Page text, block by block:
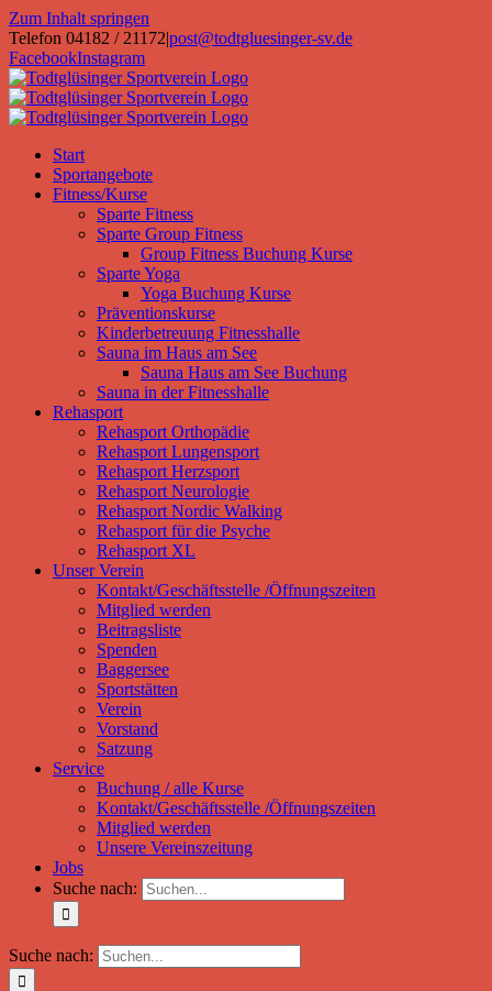
Zum Inhalt springen
Telefon 04182 / 21172|post@todtgluesinger-sv.de
FacebookInstagram
Start
Sportangebote
Fitness/Kurse
Sparte Fitness
Sparte Group Fitness
Group Fitness Buchung Kurse
Sparte Yoga
Yoga Buchung Kurse
Präventionskurse
Kinderbetreuung Fitnesshalle
Sauna im Haus am See
Sauna Haus am See Buchung
Sauna in der Fitnesshalle
Rehasport
Rehasport Orthopädie
Rehasport Lungensport
Rehasport Herzsport
Rehasport Neurologie
Rehasport Nordic Walking
Rehasport für die Psyche
Rehasport XL
Unser Verein
Kontakt/Geschäftsstelle /Öffnungszeiten
Mitglied werden
Beitragsliste
Spenden
Baggersee
Sportstätten
Verein
Vorstand
Satzung
Service
Buchung / alle Kurse
Kontakt/Geschäftsstelle /Öffnungszeiten
Mitglied werden
Unsere Vereinszeitung
Jobs
Suche nach:
Suche nach: